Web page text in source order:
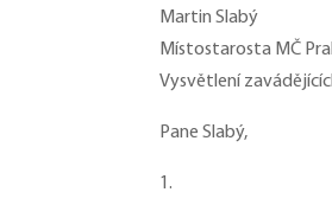
Martin Slabý
Místostarosta MČ
Vysvětlení
Pane Slabý,
1.